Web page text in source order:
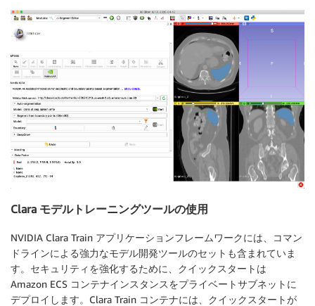
Clara モデルトレーニングツールの使用
NVIDIA Clara Train アプリケーションフレームワークには、コマン
ドラインによる強力なモデル開発ツールのセットも含まれていま
す。セキュリティを強化するために、クイックスタートは
Amazon ECS コンテナインスタンスをプライベートサブネットに
デプロイします。Clara Train コンテナには、クイックスタートが